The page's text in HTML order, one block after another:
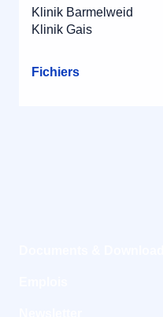
Klinik Barmelweid
Klinik Gais
Fichiers